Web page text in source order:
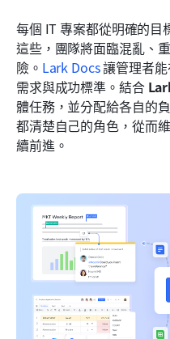
每個 IT 專案都從明確的目
這些，團隊將面臨混亂、
險。 Lark Docs 讓管理者能
需求與成功標準。結合
體任務，並分配給各自的
都清楚自己的角色，從而
續前進。